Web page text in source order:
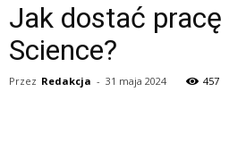
Jak dostać
Science?
Przez Redakcja - 31 maja 2024 457